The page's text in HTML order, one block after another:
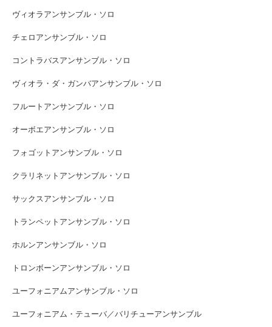
ヴィオラアンサンブル・ソロ
チェロアンサンブル・ソロ
コントラバスアンサンブル・ソロ
ヴィオラ・ダ・ガンバアンサンブル・ソロ
フルートアンサンブル・ソロ
オーボエアンサンブル・ソロ
フォゴットアンサンブル・ソロ
クラリネットアンサンブル・ソロ
サックスアンサンブル・ソロ
トランペットアンサンブル・ソロ
ホルンアンサンブル・ソロ
トロンボーンアンサンブル・ソロ
ユーフォニアムアンサンブル・ソロ
ユーフォニアム・テューバ／バリチューアンサンブル